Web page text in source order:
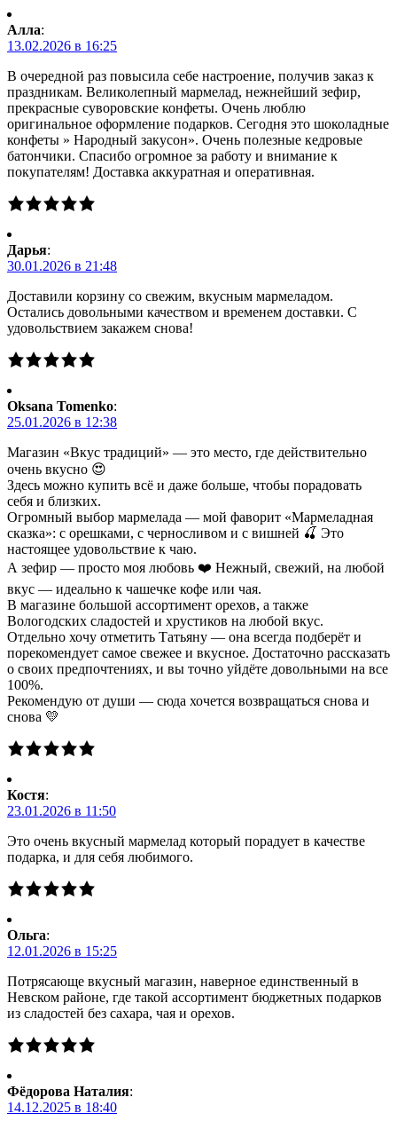
Алла:
13.02.2026 в 16:25
В очередной раз повысила себе настроение, получив заказ к
праздникам. Великолепный мармелад, нежнейший зефир,
прекрасные суворовские конфеты. Очень люблю
оригинальное оформление подарков. Сегодня это шоколадные
конфеты » Народный закусон». Очень полезные кедровые
батончики. Спасибо огромное за работу и внимание к
покупателям! Доставка аккуратная и оперативная.
Дарья:
30.01.2026 в 21:48
Доставили корзину со свежим, вкусным мармеладом.
Остались довольными качеством и временем доставки. С
удовольствием закажем снова!
Oksana Tomenko:
25.01.2026 в 12:38
Магазин «Вкус традиций» — это место, где действительно
очень вкусно 😍
Здесь можно купить всё и даже больше, чтобы порадовать
себя и близких.
Огромный выбор мармелада — мой фаворит «Мармеладная
сказка»: с орешками, с черносливом и с вишней 🍒 Это
настоящее удовольствие к чаю.
А зефир — просто моя любовь ❤️ Нежный, свежий, на любой
вкус — идеально к чашечке кофе или чая.
В магазине большой ассортимент орехов, а также
Вологодских сладостей и хрустиков на любой вкус.
Отдельно хочу отметить Татьяну — она всегда подберёт и
порекомендует самое свежее и вкусное. Достаточно рассказать
о своих предпочтениях, и вы точно уйдёте довольными на все
100%.
Рекомендую от души — сюда хочется возвращаться снова и
снова 💛
Костя:
23.01.2026 в 11:50
Это очень вкусный мармелад который порадует в качестве
подарка, и для себя любимого.
Ольга:
12.01.2026 в 15:25
Потрясающе вкусный магазин, наверное единственный в
Невском районе, где такой ассортимент бюджетных подарков
из сладостей без сахара, чая и орехов.
Фёдорова Наталия:
14.12.2025 в 18:40